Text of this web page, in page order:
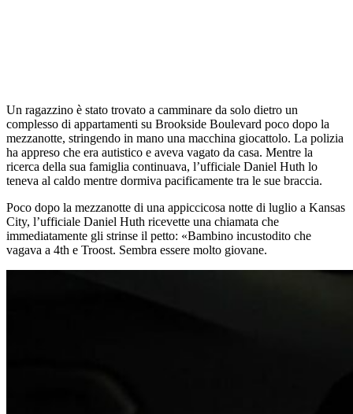
Un ragazzino è stato trovato a camminare da solo dietro un
complesso di appartamenti su Brookside Boulevard poco dopo la
mezzanotte, stringendo in mano una macchina giocattolo. La polizia
ha appreso che era autistico e aveva vagato da casa. Mentre la
ricerca della sua famiglia continuava, l’ufficiale Daniel Huth lo
teneva al caldo mentre dormiva pacificamente tra le sue braccia.
Poco dopo la mezzanotte di una appiccicosa notte di luglio a Kansas
City, l’ufficiale Daniel Huth ricevette una chiamata che
immediatamente gli strinse il petto: «Bambino incustodito che
vagava a 4th e Troost. Sembra essere molto giovane.